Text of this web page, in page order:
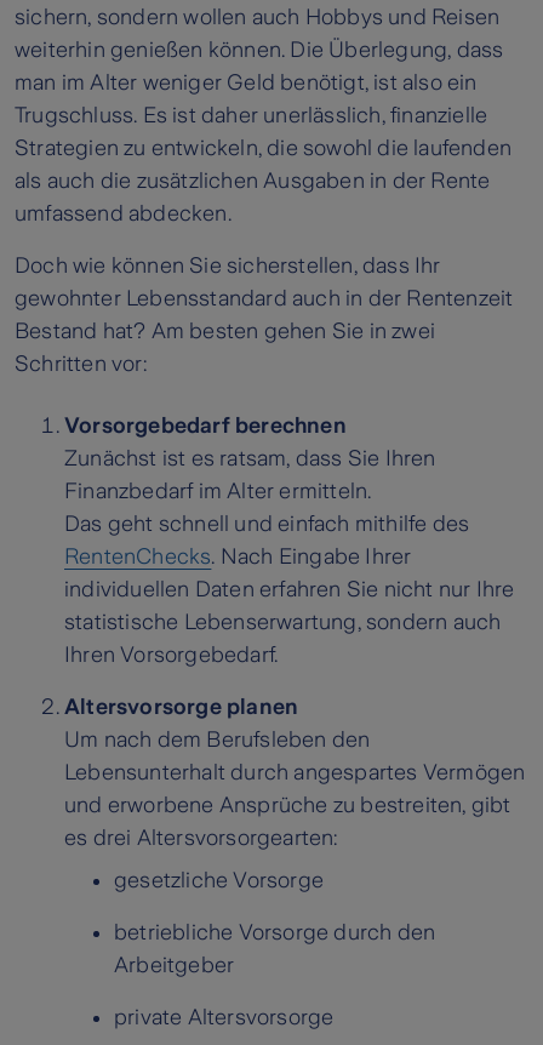
sichern, sondern wollen auch Hobbys und Reisen
weiterhin genießen können. Die Überlegung, dass
man im Alter weniger Geld benötigt, ist also ein
Trugschluss. Es ist daher unerlässlich, finanzielle
Strategien zu entwickeln, die sowohl die laufenden
als auch die zusätzlichen Ausgaben in der Rente
umfassend abdecken.
Doch wie können Sie sicherstellen, dass Ihr
gewohnter Lebensstandard auch in der Rentenzeit
Bestand hat? Am besten gehen Sie in zwei
Schritten vor:
Vorsorgebedarf berechnen
Zunächst ist es ratsam, dass Sie Ihren
Finanzbedarf im Alter ermitteln.
Das geht schnell und einfach mithilfe des
RentenChecks. Nach Eingabe Ihrer
individuellen Daten erfahren Sie nicht nur Ihre
statistische Lebenserwartung, sondern auch
Ihren Vorsorgebedarf.
Altersvorsorge planen
Um nach dem Berufsleben den
Lebensunterhalt durch angespartes Vermögen
und erworbene Ansprüche zu bestreiten, gibt
es drei Altersvorsorgearten:
gesetzliche Vorsorge
betriebliche Vorsorge durch den
Arbeitgeber
private Altersvorsorge